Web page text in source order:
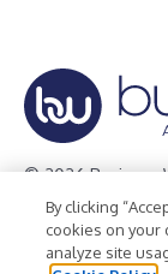
© 2026 Business
Privacy Policy
Terms of Use
By clicking
cookies on your
analyze site